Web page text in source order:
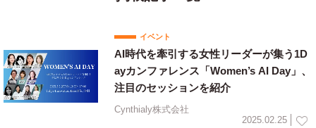
イベント
AI時代を牽引する女性リーダーが集う1D
ayカンファレンス「Women’s AI Day」、
注目のセッションを紹介
Cynthialy株式会社
2025.02.25